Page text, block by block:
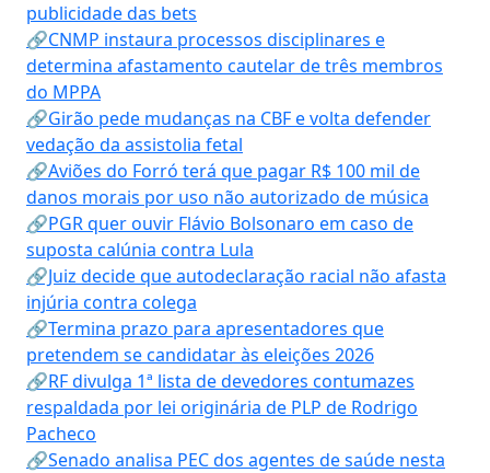
publicidade das bets
🔗CNMP instaura processos disciplinares e
determina afastamento cautelar de três membros
do MPPA
🔗Girão pede mudanças na CBF e volta defender
vedação da assistolia fetal
🔗Aviões do Forró terá que pagar R$ 100 mil de
danos morais por uso não autorizado de música
🔗PGR quer ouvir Flávio Bolsonaro em caso de
suposta calúnia contra Lula
🔗Juiz decide que autodeclaração racial não afasta
injúria contra colega
🔗Termina prazo para apresentadores que
pretendem se candidatar às eleições 2026
🔗RF divulga 1ª lista de devedores contumazes
respaldada por lei originária de PLP de Rodrigo
Pacheco
🔗Senado analisa PEC dos agentes de saúde nesta